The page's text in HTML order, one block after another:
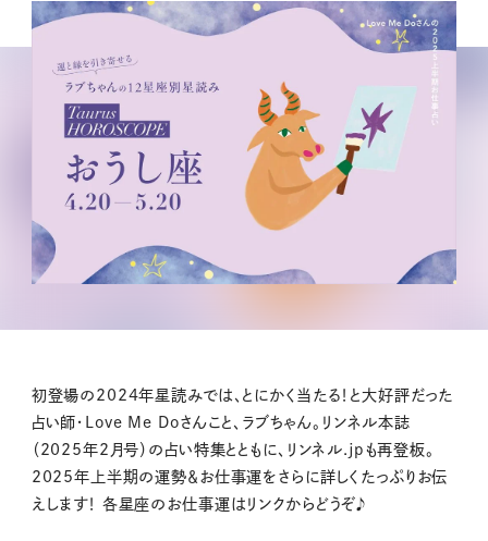
初登場の2024年星読みでは、とにかく当たる！と大好評だった
占い師・Love Me Doさんこと、ラブちゃん。リンネル本誌
（2025年2月号）の占い特集とともに、リンネル.jpも再登板。
2025年上半期の運勢＆お仕事運をさらに詳しくたっぷりお伝
えします！ 各星座のお仕事運はリンクからどうぞ♪